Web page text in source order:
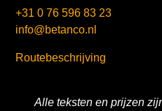
+31 0 76 596 83 23
info@betanco.nl
Routebeschrijving
Alle teksten en prijzen